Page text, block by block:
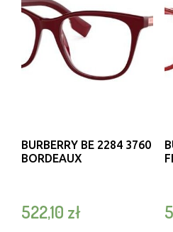
BURBERRY BE 2284 3760
BORDEAUX
522,10 zł